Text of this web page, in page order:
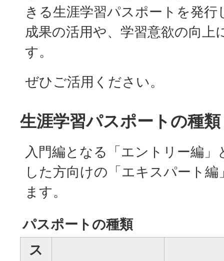
きる生涯学習パスポートを発行
成果の活用や、学習意欲の向上
す。
ぜひご活用ください。
生涯学習パスポートの種類
入門編となる「エントリー編」
した方向けの「エキスパート
ます。
パスポートの種類
ス